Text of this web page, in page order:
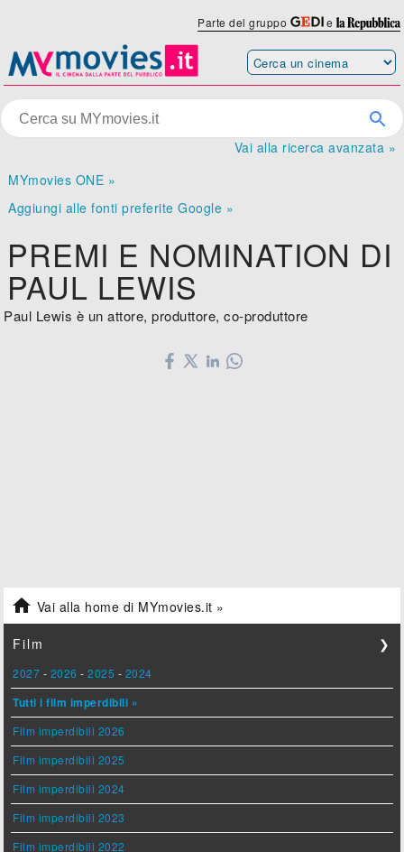
Parte del gruppo e
Vai alla ricerca avanzata »
MYmovies ONE »
Aggiungi alle fonti preferite Google »
PREMI E NOMINATION DI
PAUL LEWIS
Paul Lewis è un attore, produttore, co-produttore
 Vai alla home di MYmovies.it »
Film ❯
2027 - 2026 -2025 - 2024
Tutti i film imperdibili »
Film imperdibili 2026
Film imperdibili 2025
Film imperdibili 2024
Film imperdibili 2023
Film imperdibili 2022